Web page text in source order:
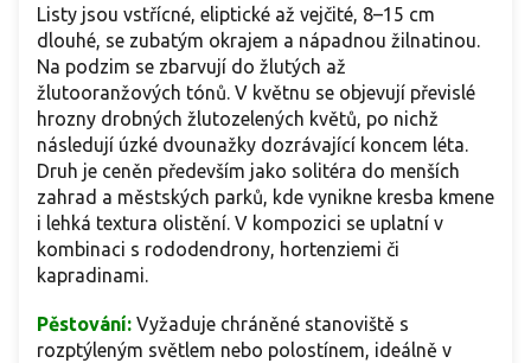
Listy jsou vstřícné, eliptické až vejčité, 8–15 cm
dlouhé, se zubatým okrajem a nápadnou žilnatinou.
Na podzim se zbarvují do žlutých až
žlutooranžových tónů. V květnu se objevují převislé
hrozny drobných žlutozelených květů, po nichž
následují úzké dvounažky dozrávající koncem léta.
Druh je ceněn především jako solitéra do menších
zahrad a městských parků, kde vynikne kresba kmene
i lehká textura olistění. V kompozici se uplatní v
kombinaci s rododendrony, hortenziemi či
kapradinami.
Pěstování: Vyžaduje chráněné stanoviště s
rozptýleným světlem nebo polostínem, ideálně v